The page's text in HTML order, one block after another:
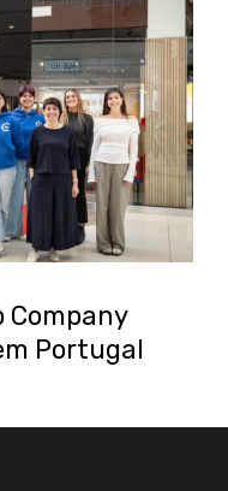
Company
Portugal